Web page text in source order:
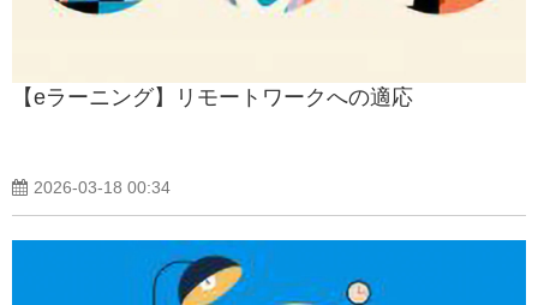
【eラーニング】リモートワークへの適応
2026-03-18 00:34